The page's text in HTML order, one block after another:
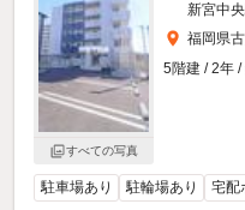
すべての写真
新宮中
福岡県
5階建 / 2年 /
駐車場あり 駐輪場あり 宅配